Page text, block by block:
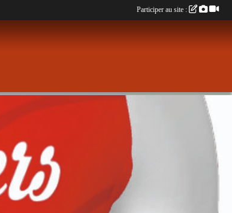
Participer au site :